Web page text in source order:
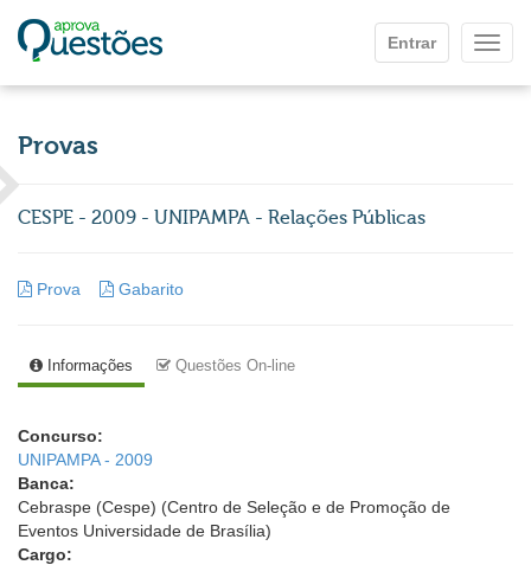
Entrar
Provas
CESPE - 2009 - UNIPAMPA - Relações Públicas
Prova Gabarito
Informações Questões On-line
Concurso:
UNIPAMPA - 2009
Banca:
Cebraspe (Cespe) (Centro de Seleção e de Promoção de
Eventos Universidade de Brasília)
Cargo: